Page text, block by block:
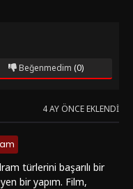
Beğenmedim (0)
4 AY ÖNCE EKLENDI
türlerini başarılı bir
bir yapım. Film,